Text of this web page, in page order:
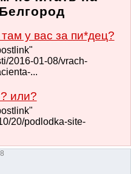
у вас за пи*дец?
2016-01-08/vrach-
...
или?
20/podlodka-site-